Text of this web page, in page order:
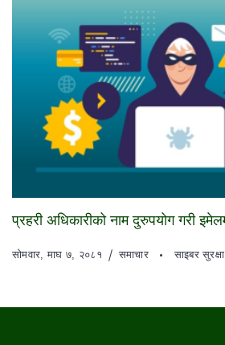
प्रहरी अधिकारीको नाम दुरुपयोग गरी
सोमवार, माघ ७, २०८१ समाचार साइबर सुरक्षा